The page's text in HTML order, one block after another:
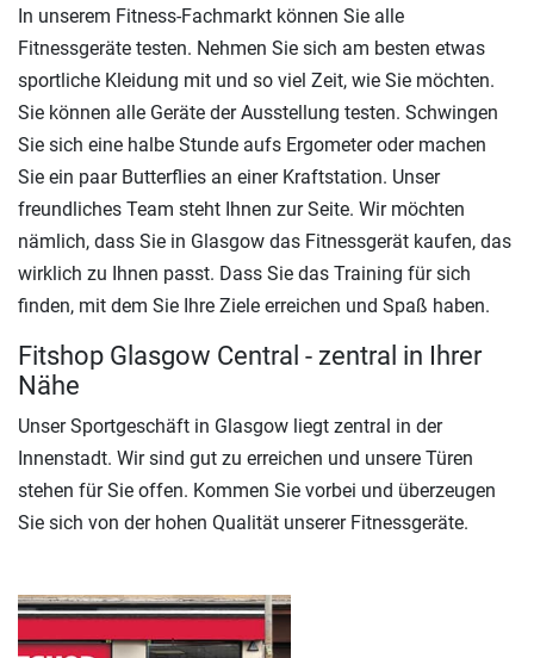
In unserem Fitness-Fachmarkt können Sie alle
Fitnessgeräte testen. Nehmen Sie sich am besten etwas
sportliche Kleidung mit und so viel Zeit, wie Sie möchten.
Sie können alle Geräte der Ausstellung testen. Schwingen
Sie sich eine halbe Stunde aufs Ergometer oder machen
Sie ein paar Butterflies an einer Kraftstation. Unser
freundliches Team steht Ihnen zur Seite. Wir möchten
nämlich, dass Sie in Glasgow das Fitnessgerät kaufen, das
wirklich zu Ihnen passt. Dass Sie das Training für sich
finden, mit dem Sie Ihre Ziele erreichen und Spaß haben.
Fitshop Glasgow Central - zentral in Ihrer
Nähe
Unser Sportgeschäft in Glasgow liegt zentral in der
Innenstadt. Wir sind gut zu erreichen und unsere Türen
stehen für Sie offen. Kommen Sie vorbei und überzeugen
Sie sich von der hohen Qualität unserer Fitnessgeräte.